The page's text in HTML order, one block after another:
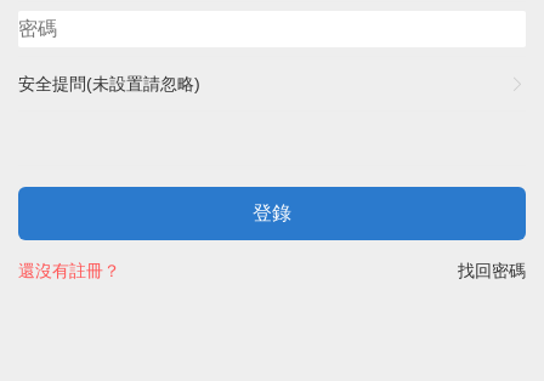
安全提問(未設置請忽略)
登錄
找回密碼
還沒有註冊？